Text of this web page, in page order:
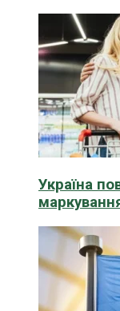
Україна